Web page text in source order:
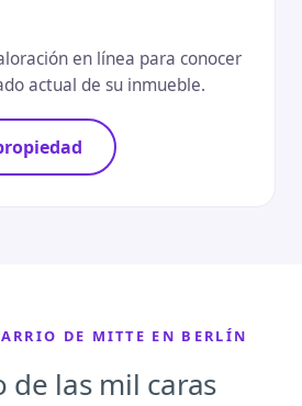
en línea para conocer
actual de su inmueble.
DE MITTE EN BERLÍN
de las mil caras